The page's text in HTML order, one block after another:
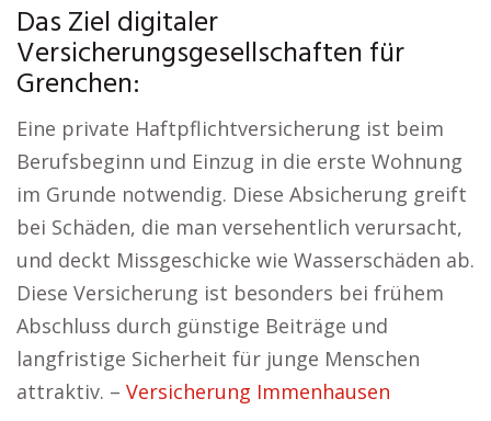
Das Ziel digitaler
Versicherungsgesellschaften für
Grenchen:
Eine private Haftpflichtversicherung ist beim
Berufsbeginn und Einzug in die erste Wohnung
im Grunde notwendig. Diese Absicherung greift
bei Schäden, die man versehentlich verursacht,
und deckt Missgeschicke wie Wasserschäden ab.
Diese Versicherung ist besonders bei frühem
Abschluss durch günstige Beiträge und
langfristige Sicherheit für junge Menschen
attraktiv. – Versicherung Immenhausen